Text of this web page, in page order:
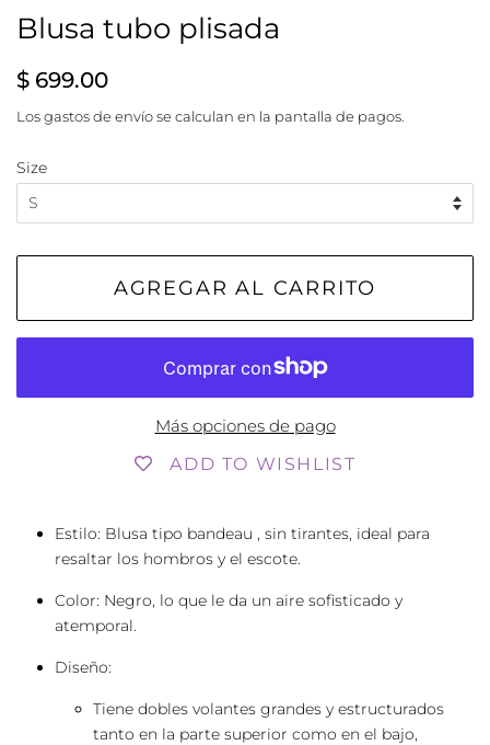
Blusa tubo plisada
Precio
$ 699.00
venta
Losgastos de envíose calculan en la pantalla de pagos.
Size
AGREGAR AL CARRITO
Más opciones de pago
ADD TO WISHLIST
Estilo: Blusa tipo bandeau , sin tirantes, ideal para
resaltar los hombros y el escote.
Color: Negro, lo que le da un aire sofisticado y
atemporal.
Diseño:
Tiene dobles volantes grandes y estructurados
tanto en la parte superior como en el bajo,